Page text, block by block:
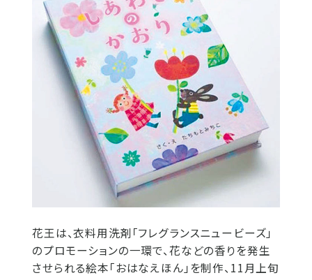
花王は、衣料用洗剤「フレグランスニュービーズ」
のプロモーションの一環で、花などの香りを発生
させられる絵本「おはなえほん」を制作、11月上旬